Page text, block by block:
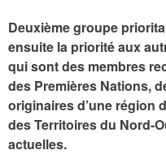
Deuxième groupe
ensuite la priorité aux
qui sont des membres
des Premières Nations,
originaires d’une région
des Territoires du Nord-
actuelles.